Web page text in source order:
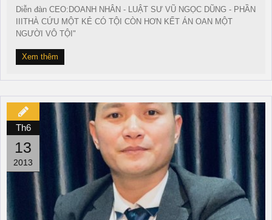
Diễn đàn CEO:DOANH NHÂN - LUẬT SƯ VŨ NGỌC DŨNG - PHẦN
IIITHÀ CỨU MỘT KẺ CÓ TỘI CÒN HƠN KẾT ÁN OAN MỘT
NGƯỜI VÔ TỘI"
Xem thêm
Th6
13
2013